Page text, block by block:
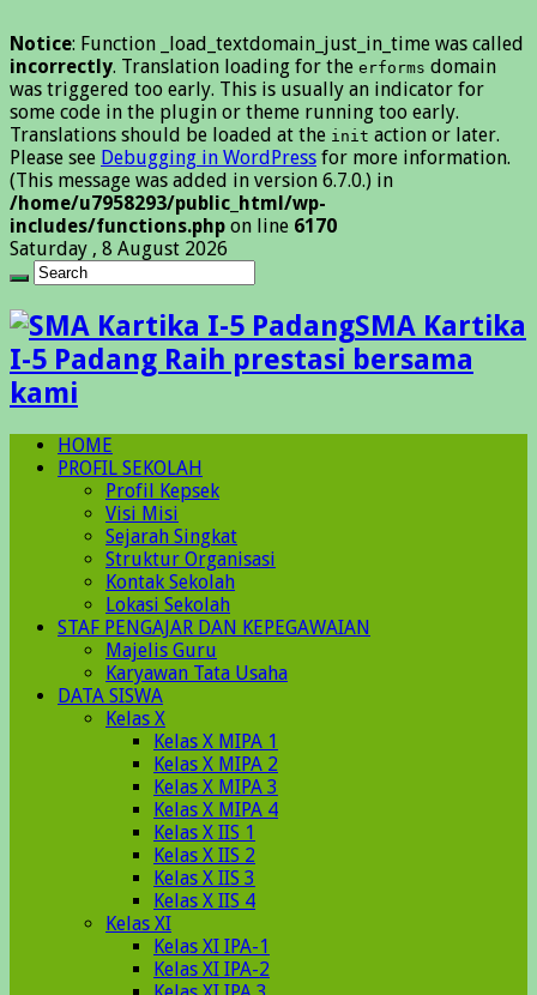
Notice: Function _load_textdomain_just_in_time was called
incorrectly. Translation loading for the erforms domain
was triggered too early. This is usually an indicator for
some code in the plugin or theme running too early.
Translations should be loaded at the init action or later.
Please see Debugging in WordPress for more information.
(This message was added in version 6.7.0.) in
/home/u7958293/public_html/wp-
includes/functions.php on line 6170
Saturday , 8 August 2026
SMA Kartika
I-5 Padang Raih prestasi bersama
kami
HOME
PROFIL SEKOLAH
Profil Kepsek
Visi Misi
Sejarah Singkat
Struktur Organisasi
Kontak Sekolah
Lokasi Sekolah
STAF PENGAJAR DAN KEPEGAWAIAN
Majelis Guru
Karyawan Tata Usaha
DATA SISWA
Kelas X
Kelas X MIPA 1
Kelas X MIPA 2
Kelas X MIPA 3
Kelas X MIPA 4
Kelas X IIS 1
Kelas X IIS 2
Kelas X IIS 3
Kelas X IIS 4
Kelas XI
Kelas XI IPA-1
Kelas XI IPA-2